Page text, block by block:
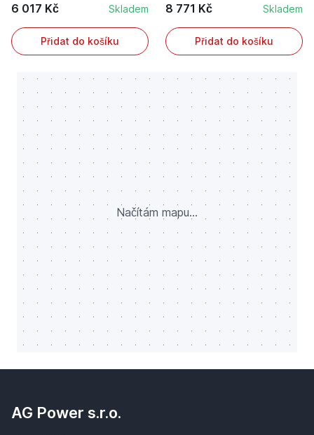
6 017 Kč Skladem
Přidat do košíku
8 771 Kč Skladem
Přidat do košíku
Načítám mapu...
AG Power s.r.o.